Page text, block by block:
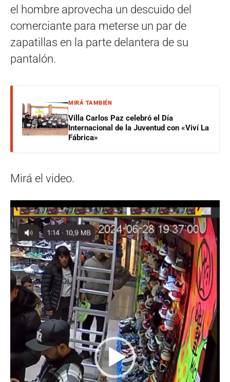
el hombre aprovecha un descuido del
comerciante para meterse un par de
zapatillas en la parte delantera de su
pantalón.
MIRÁ TAMBIÉN
Villa Carlos Paz celebró el Día
Internacional de la Juventud con «Viví La
Fábrica»
Mirá el video.
Reproductor
de
vídeo